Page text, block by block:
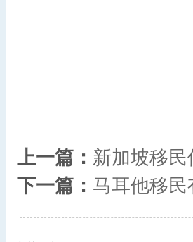
上一篇： 新加坡移
下一篇： 马耳他移